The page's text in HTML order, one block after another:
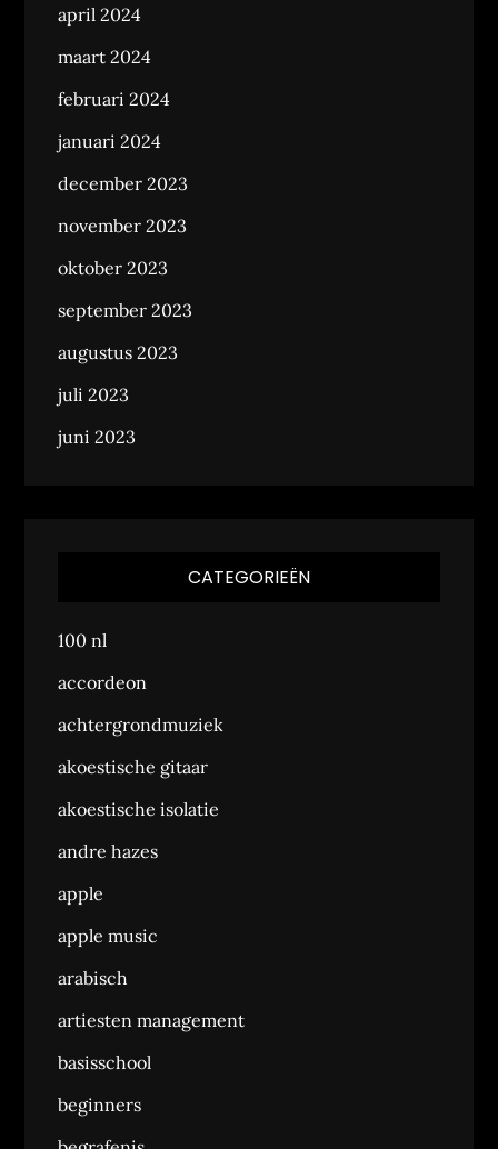
april 2024
maart 2024
februari 2024
januari 2024
december 2023
november 2023
oktober 2023
september 2023
augustus 2023
juli 2023
juni 2023
CATEGORIEËN
100 nl
accordeon
achtergrondmuziek
akoestische gitaar
akoestische isolatie
andre hazes
apple
apple music
arabisch
artiesten management
basisschool
beginners